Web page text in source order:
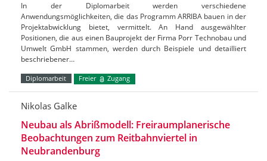
In der Diplomarbeit werden verschiedene
Anwendungsmöglichkeiten, die das Programm ARRIBA bauen in der
Projektabwicklung bietet, vermittelt. An Hand ausgewählter
Positionen, die aus einen Bauprojekt der Firma Porr Technobau und
Umwelt GmbH stammen, werden durch Beispiele und detailliert
beschriebener…
Diplomarbeit Freier Zugang
Nikolas Galke
Neubau als Abrißmodell: Freiraumplanerische
Beobachtungen zum Reitbahnviertel in
Neubrandenburg